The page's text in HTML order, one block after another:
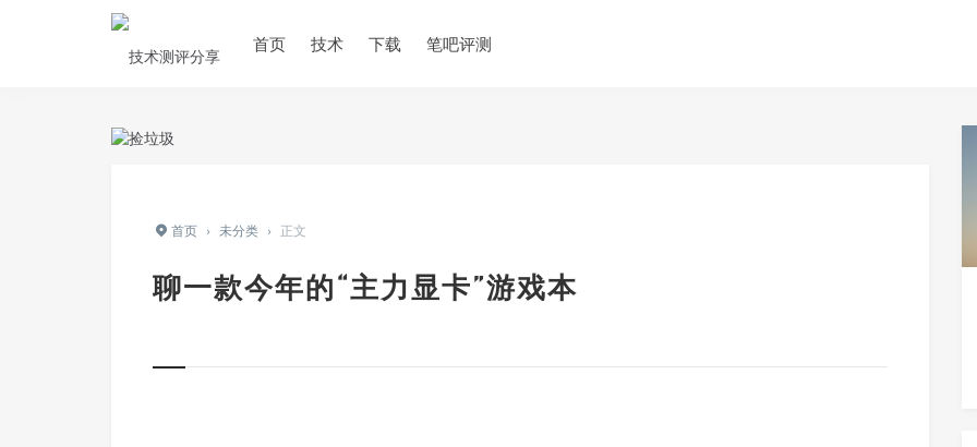
首页 技术 下载 笔吧评测
首页 › 未分类 › 正文
聊一款今年的“主力显卡”游戏本